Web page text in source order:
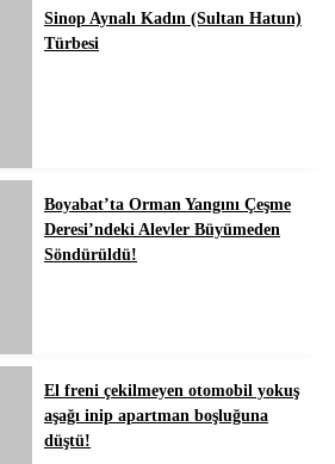
Sinop Aynalı Kadın (Sultan Hatun)
Türbesi
Boyabat’ta Orman Yangını Çeşme
Deresi’ndeki Alevler Büyümeden
Söndürüldü!
El freni çekilmeyen otomobil yokuş
aşağı inip apartman boşluğuna
düştü!